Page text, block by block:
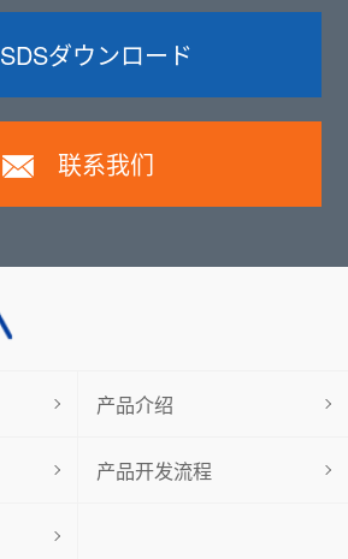
SDSダウンロード
联系我们
产品介绍
产品开发流程